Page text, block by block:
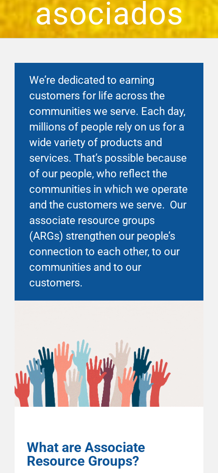
Financial Well-Being
Vida laboral y personal
Recursos
Eventos
asociados
We’re dedicated to earning
customers for life across the
communities we serve. Each day,
millions of people rely on us for a
wide variety of products and
services. That’s possible because
of our people, who reflect the
communities in which we operate
and the customers we serve. Our
associate resource groups
(ARGs) strengthen our people’s
connection to each other, to our
communities and to our
customers.
What are Associate
Resource Groups?